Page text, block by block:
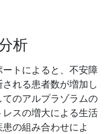
析
トによると、不安障
れる患者数が増加し
のアルプラゾラムの
スの増大による生活
の組み合わせによ